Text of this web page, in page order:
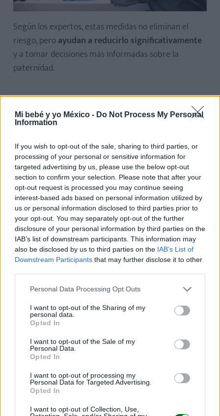
Mi bebé y yo México - Do Not Process My Personal
Information
If you wish to opt-out of the sale, sharing to third parties, or
processing of your personal or sensitive information for
targeted advertising by us, please use the below opt-out
section to confirm your selection. Please note that after your
opt-out request is processed you may continue seeing
interest-based ads based on personal information utilized by
us or personal information disclosed to third parties prior to
your opt-out. You may separately opt-out of the further
disclosure of your personal information by third parties on the
IAB’s list of downstream participants. This information may
also be disclosed by us to third parties on the IAB’s List of
Downstream Participants that may further disclose it to other
Personal Data Processing Opt Outs
I want to opt-out of the Sharing of my
personal data.
Opted In
I want to opt-out of the Sale of my
Personal Data.
Opted In
I want to opt-out of processing my
Personal Data for Targeted Advertising.
Opted In
I want to opt-out of Collection, Use,
Según los expertos, estas medidas no eliminan el
riesgo, peroayudan a reducirlo significativamente
y a tomar decisiones más informadas sobre la
paternidad.
La herencia tiene reloj
El descubrimiento cambia la forma en que
entendemos la transmisión genética. Antes se creía
que las mutaciones en el esperma se acumulaban de
manera pasiva, pero ahora se sabe queexisten
procesos de selección activa dentro del cuerpo
masculinoque pueden modificar la herencia de una
generación a otra.
A nivel evolutivo, estos mecanismos podrían incluso
explicar la aparición de ciertas enfermedades
hereditarias o el aumento de la variabilidad genética
humana.
El mensaje central de los científicos es claro:
la edad
también importa para los hombres . La información
genética que pasa de padre a hijo no es inmutable, y
conocer estos procesos puede ser clave para prevenir
riesgos y promover una paternidad consciente.
El esperma masculino envejece y con los años
acumula mutaciones genéticas, algunas de las cuales